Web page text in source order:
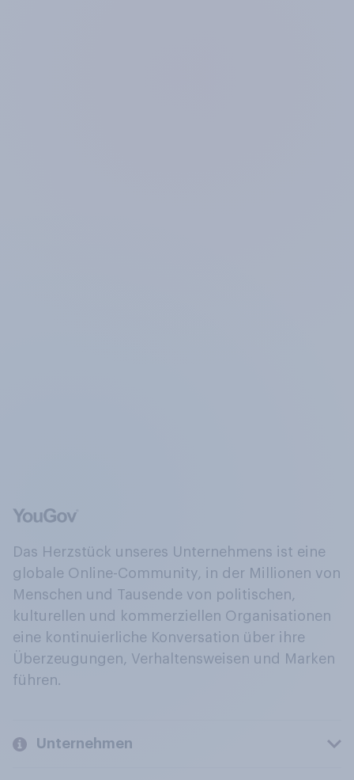
Das Herzstück unseres Unternehmens ist eine
globale Online-Community, in der Millionen von
Menschen und Tausende von politischen,
kulturellen und kommerziellen Organisationen
eine kontinuierliche Konversation über ihre
Überzeugungen, Verhaltensweisen und Marken
führen.
Unternehmen